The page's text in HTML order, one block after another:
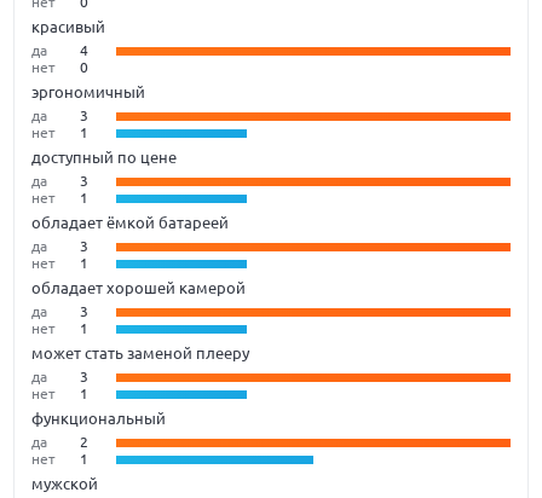
красивый
да
4
нет
0
эргономичный
да
3
нет
1
доступный по цене
да
3
нет
1
обладает ёмкой батареей
да
3
нет
1
обладает хорошей камерой
да
3
нет
1
может стать заменой плееру
да
3
нет
1
функциональный
да
2
нет
1
мужской